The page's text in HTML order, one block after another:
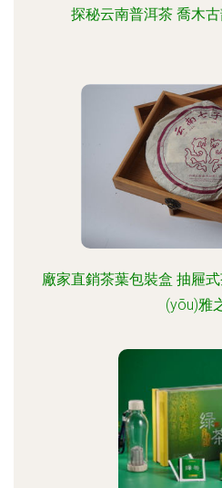
探秘云南普洱茶 喬木
廠家直銷茶葉包裝盒 抽屜
(yōu)雅